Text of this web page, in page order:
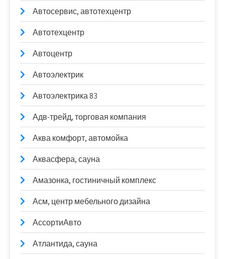
Автосервис, автотехцентр
Автотехцентр
Автоцентр
Автоэлектрик
Автоэлектрика 83
Адв-трейд, торговая компания
Аква комфорт, автомойка
Аквасфера, сауна
Амазонка, гостиничный комплекс
Асм, центр мебельного дизайна
АссортиАвто
Атлантида, сауна